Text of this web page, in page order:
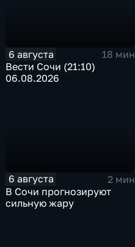
6 августа
18 мин
Вести Сочи (21:10)
06.08.2026
6 августа
2 мин
В Сочи прогнозируют
сильную жару